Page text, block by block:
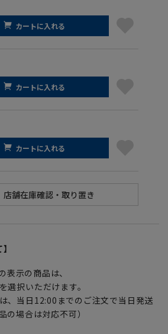
カートに入れる
カートに入れる
カートに入れる
表示の商品は、
選択いただけます。
、当日12:00までのご注文で当日発送
の場合は対応不可）